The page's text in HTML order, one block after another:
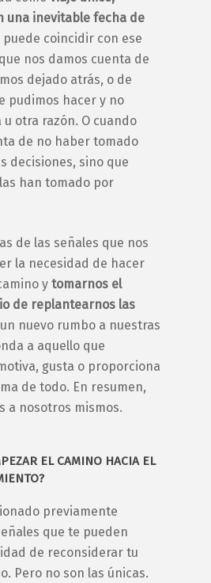
una inevitable fecha de
puede coincidir con ese
nos damos cuenta de
dejado atrás, o de
pudimos hacer y no
otra razón. O cuando
de no haber tomado
decisiones, sino que
han tomado por
de las señales que nos
la necesidad de hacer
y tomarnos el
de replantearnos las
nuevo rumbo a nuestras
a aquello que
gusta o proporciona
de todo. En resumen,
a nosotros mismos.
EL CAMINO HACIA EL
?
previamente
que te pueden
de reconsiderar tu
Pero no son las únicas.